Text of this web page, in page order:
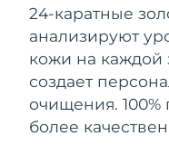
24-каратные
анализируют
кожи на каждой
создает
очищения. 100%
более
Ливан
Литва
Люксембург